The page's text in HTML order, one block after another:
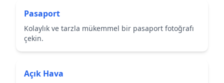
Pasaport
Kolaylık ve tarzla mükemmel bir pasaport fotoğrafı
çekin.
Açık Hava